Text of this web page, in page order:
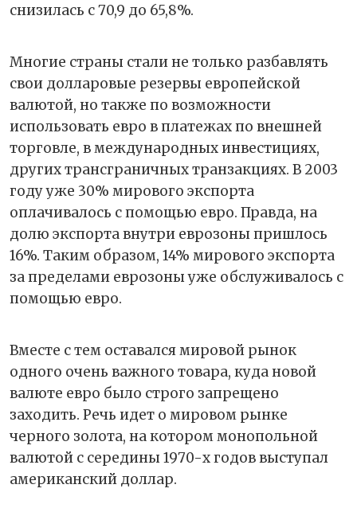
снизилась с 70,9 до 65,8%.
Многие страны стали не только разбавлять
свои долларовые резервы европейской
валютой, но также по возможности
использовать евро в платежах по внешней
торговле, в международных инвестициях,
других трансграничных транзакциях. В 2003
году уже 30% мирового экспорта
оплачивалось с помощью евро. Правда, на
долю экспорта внутри еврозоны пришлось
16%. Таким образом, 14% мирового экспорта
за пределами еврозоны уже обслуживалось с
помощью евро.
Вместе с тем оставался мировой рынок
одного очень важного товара, куда новой
валюте евро было строго запрещено
заходить. Речь идет о мировом рынке
черного золота, на котором монопольной
валютой с середины 1970-х годов выступал
американский доллар.